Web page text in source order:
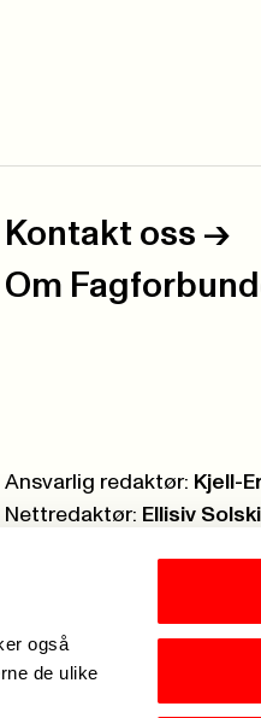
også
de ulike
Kontakt oss ->
Om
Ansvarlig redaktør: Kjell-
Nettredaktør: Ellisiv